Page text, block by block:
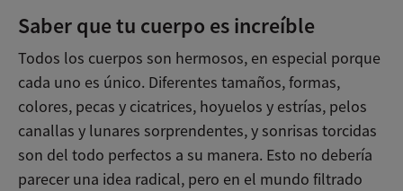
Saber que tu cuerpo es increíble
Todos los cuerpos son hermosos, en especial porque
cada uno es único. Diferentes tamaños, formas,
colores, pecas y cicatrices, hoyuelos y estrías, pelos
canallas y lunares sorprendentes, y sonrisas torcidas
son del todo perfectos a su manera. Esto no debería
parecer una idea radical, pero en el mundo filtrado